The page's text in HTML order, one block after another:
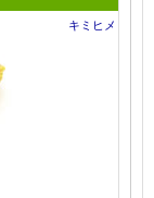
キミヒメ